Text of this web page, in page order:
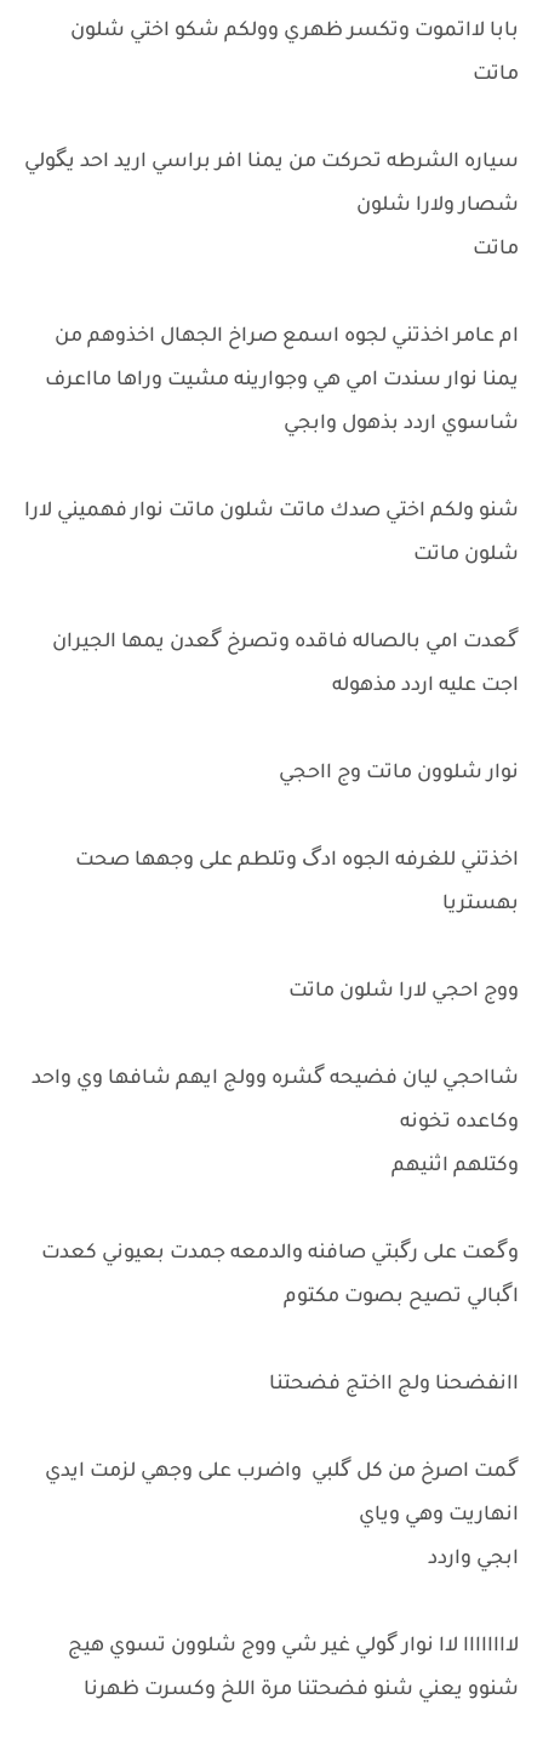
بابا لااتموت وتكسر ظهري وولكم شكو اختي شلون
ماتت
سياره الشرطه تحركت من يمنا افر براسي اريد احد يگولي
شصار ولارا شلون
ماتت
ام عامر اخذتني لجوه اسمع صراخ الجهال اخذوهم من
يمنا نوار سندت امي هي وجوارينه مشيت وراها مااعرف
شاسوي اردد بذهول وابجي
شنو ولكم اختي صدك ماتت شلون ماتت نوار فهميني لارا
شلون ماتت
گعدت امي بالصاله فاقده وتصرخ گعدن يمها الجيران
اجت عليه اردد مذهوله
نوار شلوون ماتت وج ااحجي
اخذتني للغرفه الجوه ادگ وتلطم على وجهها صحت
بهستريا
ووج احجي لارا شلون ماتت
شااحجي ليان فضيحه گشره وولج ايهم شافها وي واحد
وكاعده تخونه
وكتلهم اثنيهم
وگعت على رگبتي صافنه والدمعه جمدت بعيوني كعدت
اگبالي تصيح بصوت مكتوم
اانفضحنا ولج ااختج فضحتنا
گمت اصرخ من كل گلبي واضرب على وجهي لزمت ايدي
انهاريت وهي وياي
ابجي واردد
لاااااااا لاا نوار گولي غير شي ووج شلوون تسوي هيج
شنوو يعني شنو فضحتنا مرة اللخ وكسرت ظهرنا